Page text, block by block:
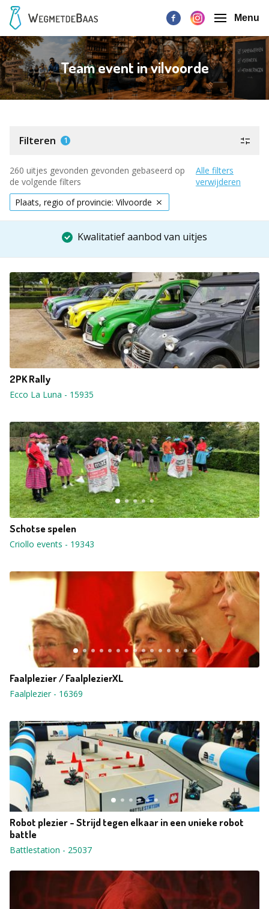
Menu
Team event in vilvoorde
Filteren 1
260 uitjes gevonden gevonden gebaseerd op
de volgende filters
Alle filters
verwijderen
Plaats, regio of provincie: Vilvoorde
Kwalitatief aanbod van uitjes
2PK Rally
Ecco La Luna - 15935
Schotse spelen
Criollo events - 19343
Faalplezier / FaalplezierXL
Faalplezier- 16369
Robot plezier - Strijd tegen elkaar in een unieke robot
battle
Battlestation - 25037